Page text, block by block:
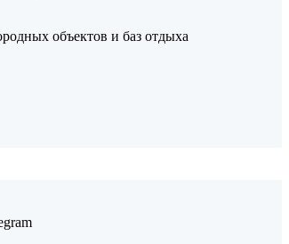
объектов и баз отдыха